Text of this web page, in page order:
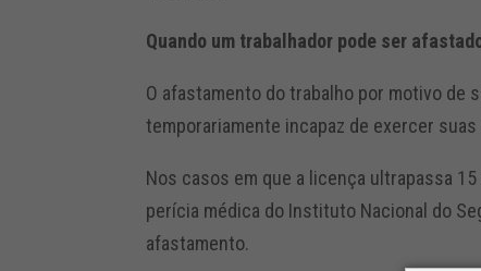
Quando um trabalhador pode ser
O afastamento do trabalho por motivo de
temporariamente incapaz de exercer
Nos casos em que a licença ultrapassa
perícia médica do Instituto Nacional do
afastamento.